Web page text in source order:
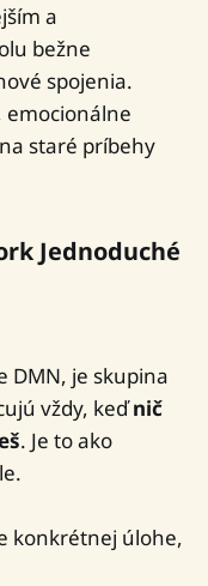
a
bežne
spojenia.
emocionálne
staré príbehy
Jednoduché
DMN, je skupina
vždy, keďnič
. Je to ako
konkrétnej úlohe,